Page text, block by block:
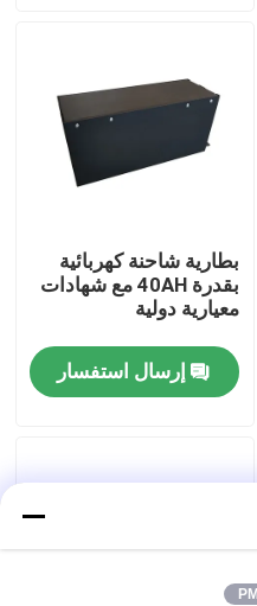
بطارية شاحنة كهربائية
بقدرة 40AH مع شهادات
معيارية دولية
إرسال استفسار